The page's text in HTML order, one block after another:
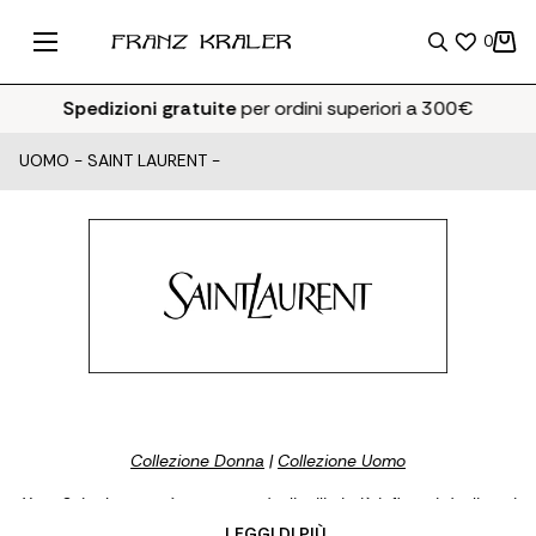
0
Spedizioni gratuiteper ordini superiori a 300€
UOMO - SAINT LAURENT -
Collezione Donna |Collezione Uomo
Yves Saint Laurent è stato uno degli stilisti più influenti degli anni
Sessanta, il primo a sviluppare il concetto di prêt-à-porter di